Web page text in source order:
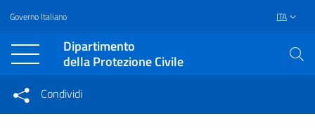
Vai al contenuto principale
Raggiungi il piè di pagina
Governo Italiano ITA
Dipartimento
della Protezione Civile
Condividi su Facebook
Condividi
Condividi sui social network